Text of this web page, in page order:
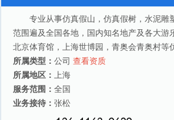
专业从事仿真假山，仿真假树，水泥雕
范围遍及全国各地，国内知名地产及各大游
北京体育馆，上海世博园，青奥会青奥村等
所属类型：公司查看资质
所属地区：
上海
服务范围：全国
业务接待：张松